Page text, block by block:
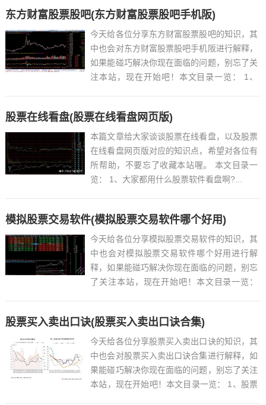
东方财富股票股吧(东方财富股票股吧手机阪)
今天给各位分享东方财富股票股吧的知识，其
中也会对东方财富股票股吧手机阪进行解释，
如果能碰巧解决你现在面临的问题，别忘了关
注本站，现在开始吧！本文目录一览： 1、
股票在线看盘(股票在线看盘网页版)
本篇文章给大家谈谈股票在线看盘，以及股票
在线看盘网页版对应的知识点，希望对各位有
所帮助，不要忘了收藏本站喔。 本文目录一
览： 1、大家都用什么股票软件看盘啊?...
模拟股票交易软件(模拟股票交易软件哪个好用)
今天给各位分享模拟股票交易软件的知识，其
中也会对模拟股票交易软件哪个好用进行解
释，如果能碰巧解决你现在面临的问题，别忘
了关注本站，现在开始吧！本文目录一览：
股票买入卖出口诀(股票买入卖出口诀合集)
今天给各位分享股票买入卖出口诀的知识，其
中也会对股票买入卖出口诀合集进行解释，如
果能碰巧解决你现在面临的问题，别忘了关注
本站，现在开始吧！本文目录一览： 1、股票